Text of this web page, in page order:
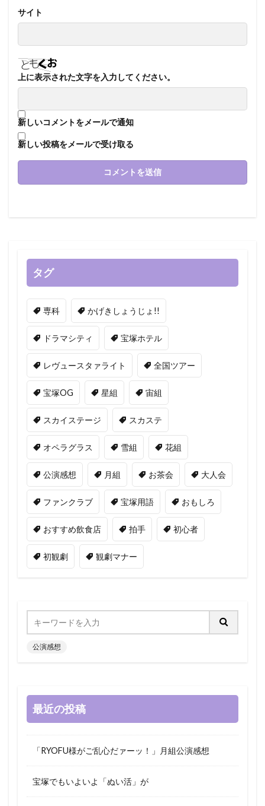
サイト
上に表示された文字を入力してください。
新しいコメントをメールで通知
新しい投稿をメールで受け取る
タグ
専科 かげきしょうじょ!!
ドラマシティ 宝塚ホテル
レヴュースタァライト 全国ツアー
宝塚OG 星組 宙組
スカイステージ スカステ
オペラグラス 雪組 花組
公演感想 月組 お茶会 大人会
ファンクラブ 宝塚用語 おもしろ
おすすめ飲食店 拍手 初心者
初観劇 観劇マナー
公演感想
最近の投稿
「RYOFU様がご乱心だァーッ！」月組公演感想
宝塚でもいよいよ「ぬい活」が